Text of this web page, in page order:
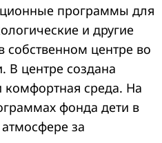
программы для
и другие
собственном центре во
В центре создана
комфортная среда. На
фонда дети в
за